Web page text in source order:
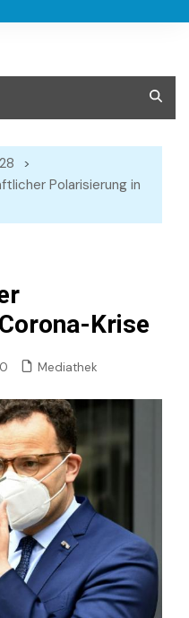
28
Polarisierung in
Krise
Mediathek